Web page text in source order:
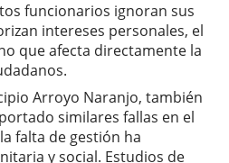
funcionarios ignoran sus
intereses personales, el
que afecta directamente la
Arroyo Naranjo, también
similares fallas en el
falta de gestión ha
y social. Estudios de